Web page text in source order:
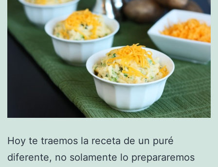
Hoy te traemos la receta de un puré
diferente, no solamente lo prepararemos